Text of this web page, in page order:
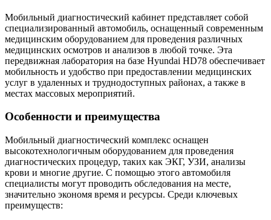
Мобильный диагностический кабинет представляет собой
специализированный автомобиль, оснащенный современным
медицинским оборудованием для проведения различных
медицинских осмотров и анализов в любой точке. Эта
передвижная лаборатория на базе Hyundai HD78 обеспечивает
мобильность и удобство при предоставлении медицинских
услуг в удаленных и труднодоступных районах, а также в
местах массовых мероприятий.
Особенности и преимущества
Мобильный диагностический комплекс оснащен
высокотехнологичным оборудованием для проведения
диагностических процедур, таких как ЭКГ, УЗИ, анализы
крови и многие другие. С помощью этого автомобиля
специалисты могут проводить обследования на месте,
значительно экономя время и ресурсы. Среди ключевых
преимуществ: